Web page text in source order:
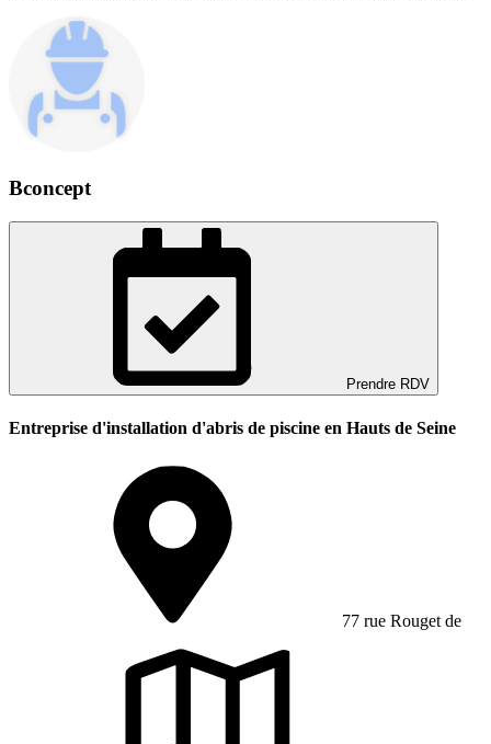
Bconcept
Prendre RDV
Entreprise d'installation d'abris de piscine en Hauts de Seine
77 rue Rouget de